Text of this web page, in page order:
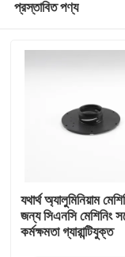
প্রস্তাবিত পণ্য
যথার্থ অ্যালুমিনিয়াম
জন্য সিএনসি মেশিনিং
কর্মক্ষমতা গ্যারান্টিযুক্ত